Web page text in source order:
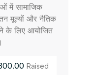
में सामाजिक
मूल्यों और नैतिक
के लिए आयोजित
Raised